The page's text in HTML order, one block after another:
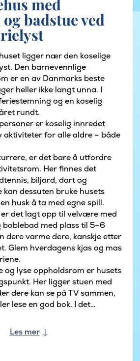
med
badstue ved
ligger nær den koselige
Den barnevennlige
er en av Danmarks beste
heller ikke langt unna. I
og en koselig
rundt.
er koselig innredet
aktiviteter for alle aldre – både
er det bare å utfordre
Her finnes det
biljard, dart og
dessuten bruke husets
husk å ta med egne spill.
det lagt opp til velvære med
boblebad med plass til 5–6
dere varme dere, kanskje etter
Glem hverdagens kjas og mas
og lyse oppholdsrom er husets
Her ligger stuen med
dere kan se på TV sammen,
lese en god bok. I det
med noe godt til alle
nytes ved det store
Les mer